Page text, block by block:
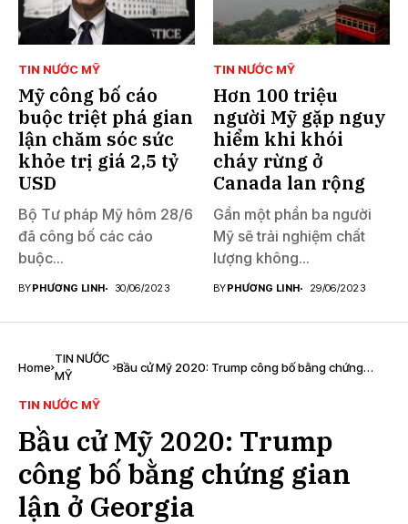
TIN NƯỚC MỸ
Mỹ công bố cáo
buộc triệt phá gian
lận chăm sóc sức
khỏe trị giá 2,5 tỷ
USD
Bộ Tư pháp Mỹ hôm 28/6
đã công bố các cáo
buộc...
BYPHƯƠNG LINH 30/06/2023
TIN NƯỚC MỸ
Hơn 100 triệu
người Mỹ gặp nguy
hiểm khi khói
cháy rừng ở
Canada lan rộng
Gần một phần ba người
Mỹ sẽ trải nghiệm chất
lượng không...
BYPHƯƠNG LINH 29/06/2023
Home
TIN NƯỚC
MỸ
Bầu cử Mỹ 2020: Trump công bố bằng chứng
TIN NƯỚC MỸ
Bầu cử Mỹ 2020: Trump
công bố bằng chứng gian
lận ở Georgia